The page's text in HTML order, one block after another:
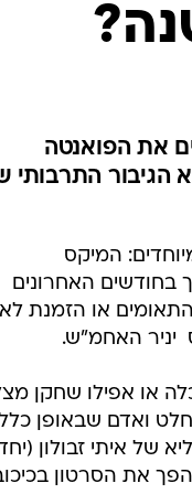
את הפואנטה
הגיבור התרבותי
המיקס
בחודשים האחרונים
או הזמנת
 יניר האחמ"ש.
או אפילו שחקן
ואדם שבאופן
של איתי זבולון
את הסרטון